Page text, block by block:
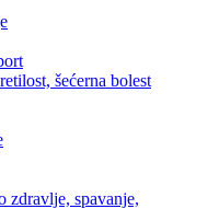
šećerna bolest
zdravlje, spavanje,